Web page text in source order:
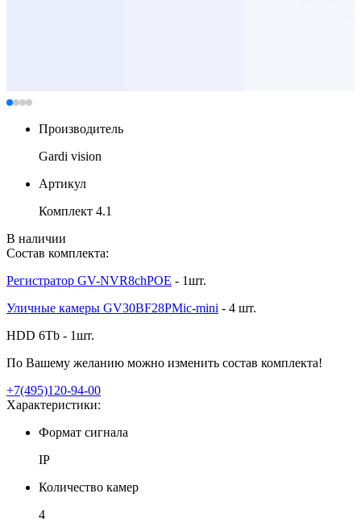
Производитель
Gardi vision
Артикул
Комплект 4.1
В наличии
Состав комплекта:
Регистратор GV-NVR8chPOE - 1шт.
Уличные камеры GV30BF28PMic-mini - 4 шт.
HDD 6Tb - 1шт.
По Вашему желанию можно изменить состав комплекта!
+7(495)120-94-00
Характеристики:
Формат сигнала
IP
Количество камер
4